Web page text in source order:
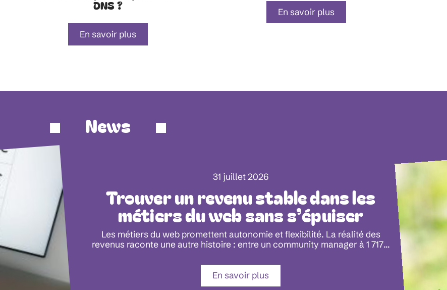
DNS ?
En savoir plus
En savoir plus
News
31 juillet 2026
Trouver un revenu stable dans les
métiers du web sans s’épuiser
Les métiers du web promettent autonomie et flexibilité. La réalité des
revenus raconte une autre histoire : entre un community manager à 1 717…
En savoir plus